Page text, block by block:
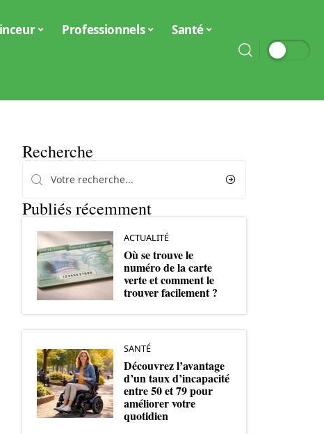
Professionnels Santé
Recherche
Publiés récemment
ACTUALITÉ
Où se trouve le
numéro de la carte
verte et comment le
trouver facilement ?
SANTÉ
Découvrez l’avantage
d’un taux d’incapacité
entre 50 et 79 pour
améliorer votre
quotidien